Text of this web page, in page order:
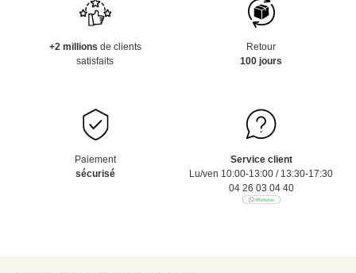
+2 millions de clients
satisfaits
Retour
100 jours
Paiement
sécurisé
Service client
Lu/ven 10:00-13:00 / 13:30-17:30
04 26 03 04 40